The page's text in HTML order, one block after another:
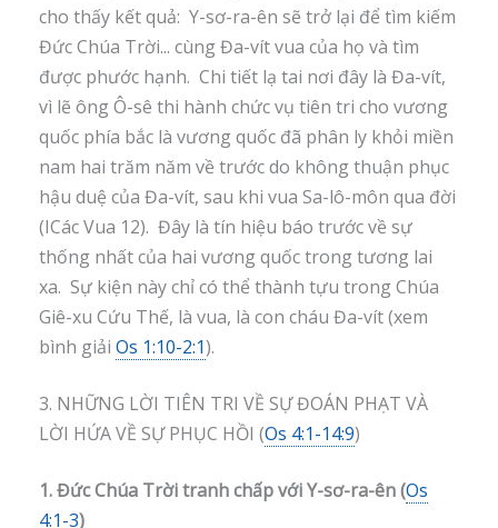
cho thấy kết quả: Y-sơ-ra-ên sẽ trở lại để tìm kiếm
Đức Chúa Trời... cùng Đa-vít vua của họ và tìm
được phước hạnh. Chi tiết lạ tai nơi đây là Đa-vít,
vì lẽ ông Ô-sê thi hành chức vụ tiên tri cho vương
quốc phía bắc là vương quốc đã phân ly khỏi miền
nam hai trăm năm về trước do không thuận phục
hậu duệ của Đa-vít, sau khi vua Sa-lô-môn qua đời
(ICác Vua 12). Đây là tín hiệu báo trước về sự
thống nhất của hai vương quốc trong tương lai
xa. Sự kiện này chỉ có thể thành tựu trong Chúa
Giê-xu Cứu Thế, là vua, là con cháu Đa-vít (xem
bình giải Os 1:10-2:1).
3. NHỮNG LỜI TIÊN TRI VỀ SỰ ĐOÁN PHẠT VÀ
LỜI HỨA VỀ SỰ PHỤC HỒI (Os 4:1-14:9)
1. Đức Chúa Trời tranh chấp với Y-sơ-ra-ên (Os
4:1-3)